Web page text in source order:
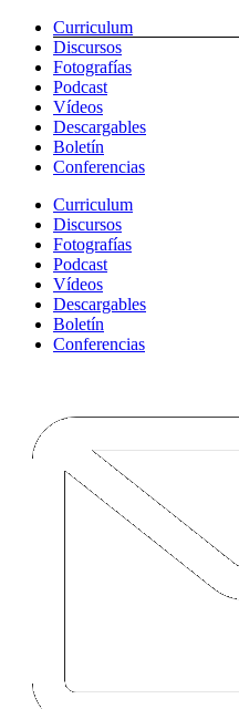
Saltar
contenido
Curriculum
Discursos
Fotografías
Podcast
Vídeos
Descargables
Boletín
Conferencias
Curriculum
Discursos
Fotografías
Podcast
Vídeos
Descargables
Boletín
Conferencias